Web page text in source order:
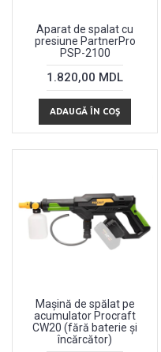
Aparat de spalat cu
presiune PartnerPro
PSP-2100
1.820,00 MDL
ADAUGĂ ÎN COŞ
Mașină de spălat pe
acumulator Procraft
CW20 (fără baterie și
încărcător)